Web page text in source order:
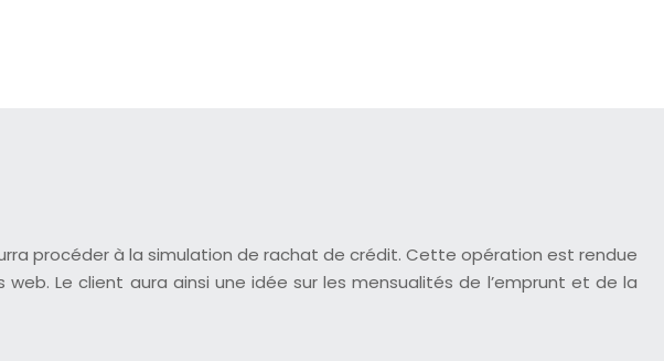
procéder à la simulation de rachat de crédit. Cette opération est rendue
Le client aura ainsi une idée sur les mensualités de l’emprunt et de la